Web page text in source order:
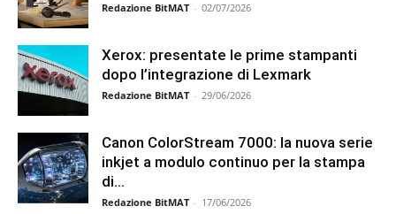
Redazione BitMAT - 02/07/2026
Xerox: presentate le prime stampanti
dopo l’integrazione di Lexmark
Redazione BitMAT - 29/06/2026
Canon ColorStream 7000: la nuova serie
inkjet a modulo continuo per la stampa
di...
Redazione BitMAT - 17/06/2026